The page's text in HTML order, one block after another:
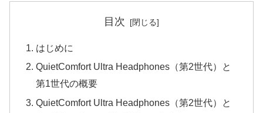
目次
はじめに
QuietComfort Ultra Headphones（第2世代）と
第1世代の概要
QuietComfort Ultra Headphones（第2世代）と